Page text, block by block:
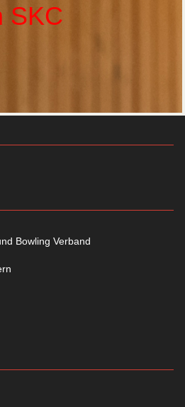
SKC
Bowling Verband